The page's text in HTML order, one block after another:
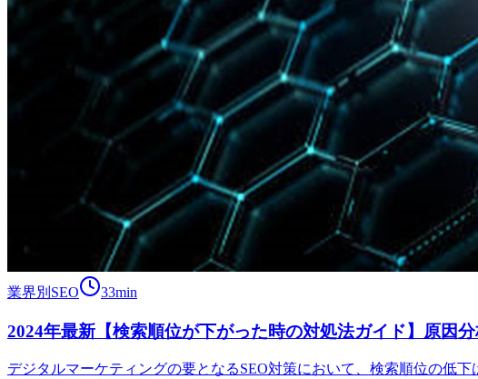
業界別SEO 33min
2024年最新【検索順位が下がった時の対処法ガイド】原因
デジタルマーケティングの要となるSEO対策において、検索順位の低